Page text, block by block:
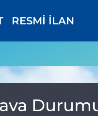
RESMİ İLAN